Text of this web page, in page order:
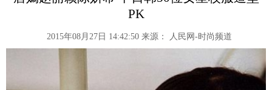
能源 房产 公司
彩票 食品
PK
2015年08月27日 14:42:50 来源： 人民网-时尚频道